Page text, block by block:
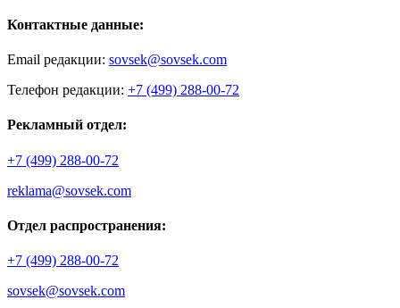
Контактные данные:
Email редакции: sovsek@sovsek.com
Телефон редакции: +7 (499) 288-00-72
Рекламный отдел:
+7 (499) 288-00-72
reklama@sovsek.com
Отдел распространения:
+7 (499) 288-00-72
sovsek@sovsek.com